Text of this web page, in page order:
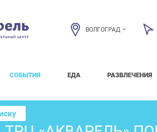
ВОЛГОГРАД
СОБЫТИЯ ЕДА РАЗВЛЕЧЕНИЯ